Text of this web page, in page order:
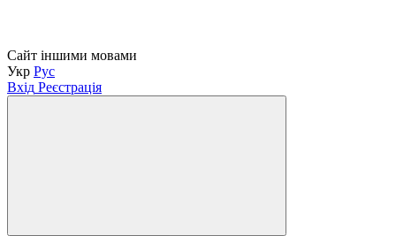
Сайт іншими мовами
Укр Рус
Вхід Реєстрація